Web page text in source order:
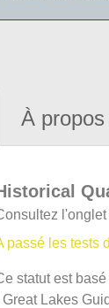
À
passé les tests
statut est
Great Lakes